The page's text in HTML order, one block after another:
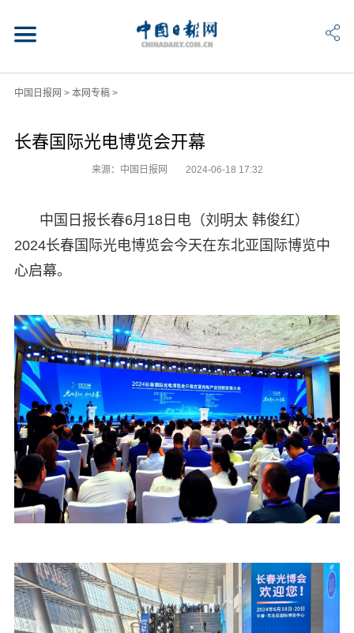
中国日报网 > 本网专稿>
长春国际光电博览会开幕
来源：中国日报网 2024-06-18 17:32
中国日报长春6月18日电（刘明太 韩俊红）
2024长春国际光电博览会今天在东北亚国际博览中
心启幕。